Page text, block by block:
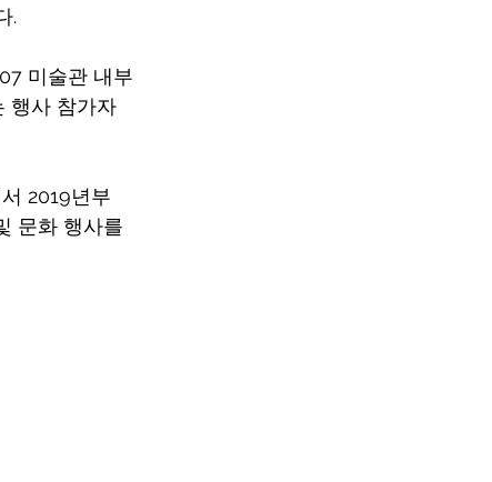
.
미술관 내부
행사 참가자
2019년부
문화 행사를